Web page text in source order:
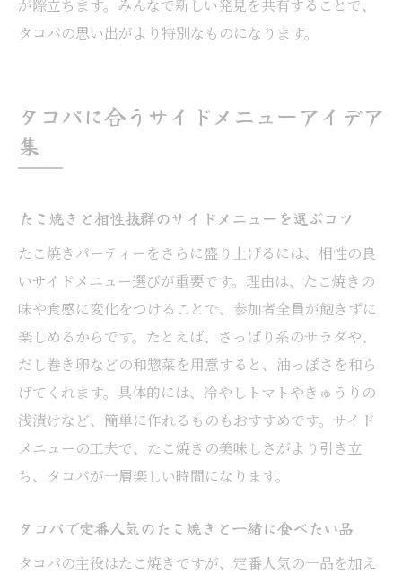
が際立ちます。みんなで新しい発見を共有することで、
タコパの思い出がより特別なものになります。
タコパに合うサイドメニューアイデア
集
たこ焼きと相性抜群のサイドメニューを選ぶコツ
たこ焼きパーティーをさらに盛り上げるには、相性の良
いサイドメニュー選びが重要です。理由は、たこ焼きの
味や食感に変化をつけることで、参加者全員が飽きずに
楽しめるからです。たとえば、さっぱり系のサラダや、
だし巻き卵などの和惣菜を用意すると、油っぽさを和ら
げてくれます。具体的には、冷やしトマトやきゅうりの
浅漬けなど、簡単に作れるものもおすすめです。サイド
メニューの工夫で、たこ焼きの美味しさがより引き立
ち、タコパが一層楽しい時間になります。
タコパで定番人気のたこ焼きと一緒に食べたい品
タコパの主役はたこ焼きですが、定番人気の一品を加え